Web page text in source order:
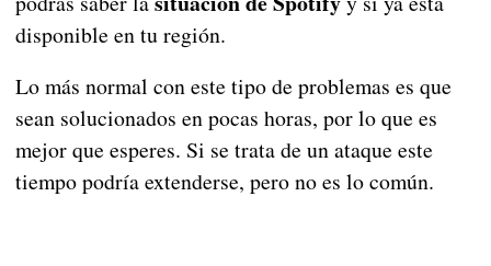
disponible en tu región.
Lo más normal con este tipo de problemas es que
sean solucionados en pocas horas, por lo que es
mejor que esperes. Si se trata de un ataque este
tiempo podría extenderse, pero no es lo común.